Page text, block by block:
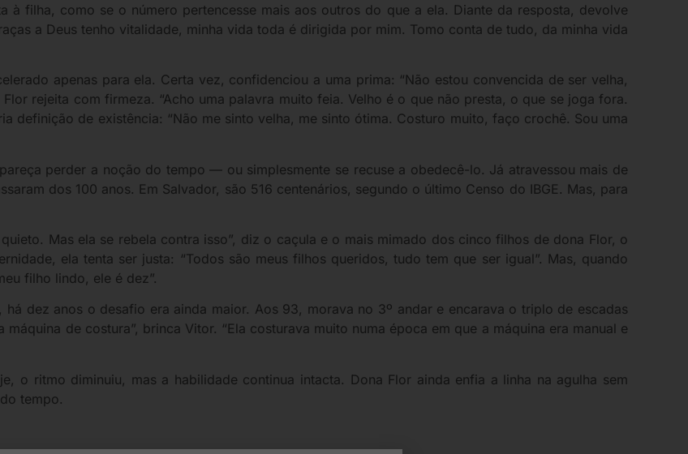
à filha, como se o número pertencesse mais aos outros do que a ela. Diante da resposta, devolve
a Deus tenho vitalidade, minha vida toda é dirigida por mim. Tomo conta de tudo, da minha vida
apenas para ela. Certa vez, confidenciou a uma prima: “Não estou convencida de ser velha,
rejeita com firmeza. “Acho uma palavra muito feia. Velho é o que não presta, o que se joga fora.
definição de existência: “Não me sinto velha, me sinto ótima. Costuro muito, faço crochê. Sou uma
perder a noção do tempo — ou simplesmente se recuse a obedecê-lo. Já atravessou mais de
dos 100 anos. Em Salvador, são 516 centenários, segundo o último Censo do IBGE. Mas, para
Mas ela se rebela contra isso”, diz o caçula e o mais mimado dos cinco filhos de dona Flor, o
ela tenta ser justa: “Todos são meus filhos queridos, tudo tem que ser igual”. Mas, quando
filho lindo, ele é dez”.
dez anos o desafio era ainda maior. Aos 93, morava no 3º andar e encarava o triplo de escadas
de costura”, brinca Vitor. “Ela costurava muito numa época em que a máquina era manual e
o ritmo diminuiu, mas a habilidade continua intacta. Dona Flor ainda enfia a linha na agulha sem
tempo.